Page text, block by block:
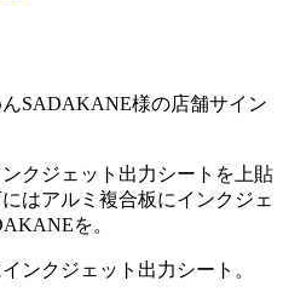
SADAKANE様の店舗サイン
クジェット出力シートを上貼
はアルミ複合板にインクジェ
を。
ンクジェット出力シート。